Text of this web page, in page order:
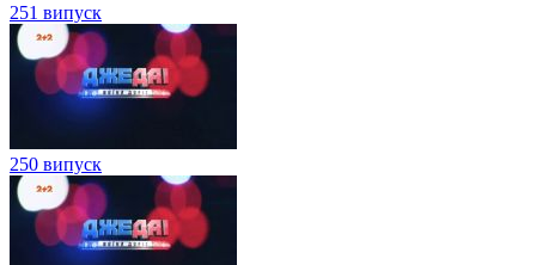
251 випуск
250 випуск